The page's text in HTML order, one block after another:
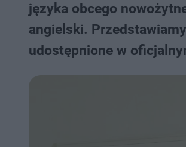
języka obcego
angielski.
udostępnione w